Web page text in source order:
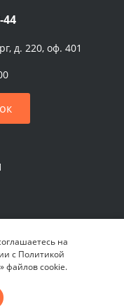
44
д. 220, оф. 401
защищены
на
с Политикой
файлов cookie.